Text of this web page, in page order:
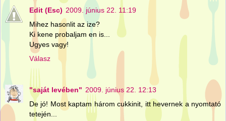
Edit (Esc) 2009. június 22. 11:19
Mihez hasonlit az ize?
Ki kene probaljam en is...
Ugyes vagy!
Válasz
"saját levében" 2009. június 22. 12:13
De jó! Most kaptam három cukkinit, itt hevernek a nyomtató
tetején...